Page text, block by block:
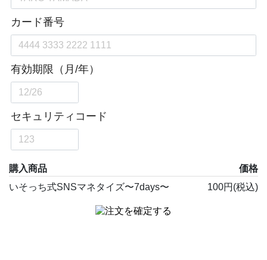
購入商品
価格
いそっち式SNSマネタイズ〜7days〜
100円(税込)